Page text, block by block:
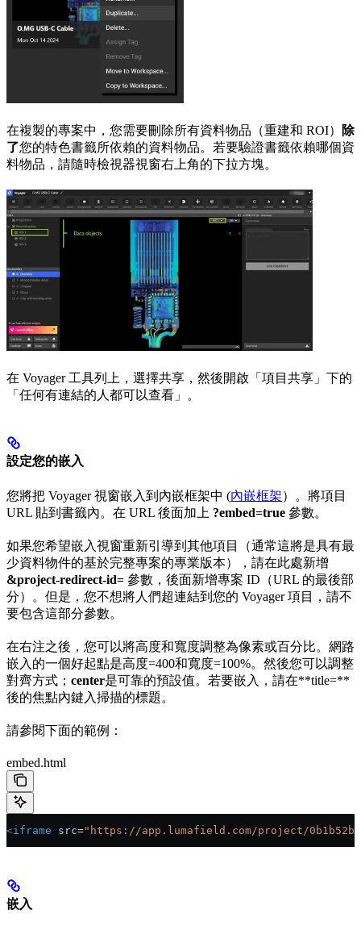
在複製的專案中，您需要刪除所有資料物品（重建和 ROI）
除
了您的特色書籤所依賴的資料物品。若要驗證書籤依賴哪個資
料物品，請隨時檢視器視窗右上角的下拉方塊。
在 Voyager 工具列上，選擇共享，然後開啟「項目共享」下的
「任何有連結的人都可以查看」。
設定您的嵌入
您將把 Voyager 視窗嵌入到內嵌框架中 (內嵌框架）。將項目
URL 貼到書籤內。在 URL 後面加上 ?embed=true 參數。
如果您希望嵌入視窗重新引導到其他項目（通常這將是具有最
少資料物件的基於完整專案的專業版本），請在此處新增
&project-redirect-id= 參數，後面新增專案 ID（URL 的最後部
分）。但是，您不想將人們超連結到您的 Voyager 項目，請不
要包含這部分參數。
在右注之後，您可以將高度和寬度調整為像素或百分比。網路
嵌入的一個好起點是高度=400和寬度=100%。然後您可以調整
對齊方式； center是可靠的預設值。若要嵌入，請在**title=**
後的焦點內鍵入掃描的標題。
請參閱下面的範例：
embed.html
<iframe src="https://app.lumafield.com/project/0b1b52b6-
嵌入